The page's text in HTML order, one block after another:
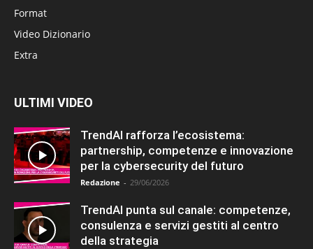
Format
Video Dizionario
Extra
ULTIMI VIDEO
TrendAI rafforza l’ecosistema:
partnership, competenze e innovazione
per la cybersecurity del futuro
Redazione - 29/06/2026
TrendAI punta sul canale: competenze,
consulenza e servizi gestiti al centro
della strategia